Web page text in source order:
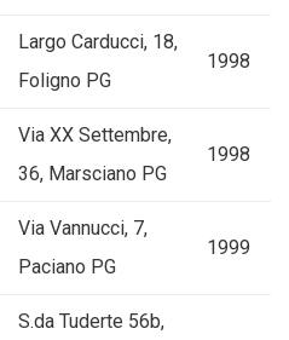
Largo Carducci, 18,
Foligno PG
1998
Via XX Settembre,
36, Marsciano PG
1998
Via Vannucci, 7,
Paciano PG
1999
S.da Tuderte 56b,